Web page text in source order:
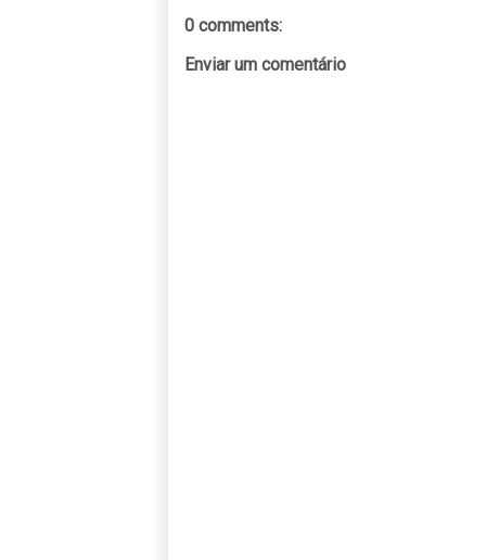
0 comments:
Enviar um comentário